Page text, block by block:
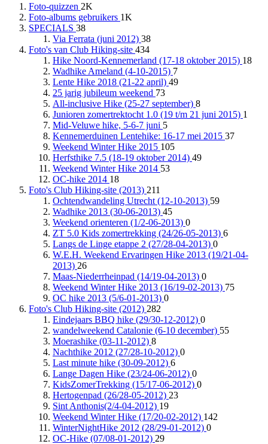
Foto-quizzen 2K
Foto-albums gebruikers 1K
SPECIALS 38
Via Ferrata (juni 2012) 38
Foto's van Club Hiking-site 434
Hike Noord-Kennemerland (17-18 oktober 2015) 18
Wadhike Ameland (4-10-2015) 7
Lente Hike 2018 (21-22 april) 49
25 jarig jubileum weekend 73
All-inclusive Hike (25-27 september) 8
Junioren zomertrektocht 1.0 (19 t/m 21 juni 2015) 1
Mid-Veluwe hike, 5-6-7 juni 5
Kennemerduinen Lentehike: 16-17 mei 2015 37
Weekend Winter Hike 2015 105
Herfsthike 7.5 (18-19 oktober 2014) 49
Weekend Winter Hike 2014 53
OC-hike 2014 18
Foto's Club Hiking-site (2013) 211
Ochtendwandeling Utrecht (12-10-2013) 59
Wadhike 2013 (30-06-2013) 45
Weekend orienteren (1/2-06-2013) 0
ZT 5.0 Kids zomertrekking (24/26-05-2013) 6
Langs de Linge etappe 2 (27/28-04-2013) 0
W.E.H. Weekend Ervaringen Hike 2013 (19/21-04-
2013) 26
Maas-Niederrheinpad (14/19-04-2013) 0
Weekend Winter Hike 2013 (16/19-02-2013) 75
OC hike 2013 (5/6-01-2013) 0
Foto's Club Hiking-site (2012) 282
Eindejaars BBQ hike (29/30-12-2012) 0
wandelweekend Catalonie (6-10 december) 55
Moerashike (03-11-2012) 8
Nachthike 2012 (27/28-10-2012) 0
Last minute hike (30-09-2012) 6
Lange Dagen Hike (23/24-06-2012) 0
KidsZomerTrekking (15/17-06-2012) 0
Hertogenpad (26/28-05-2012) 23
Sint Anthonis(2/4-04-2012) 19
Weekend Winter Hike (17/20-02-2012) 142
WinterNightHike 2012 (28/29-01-2012) 0
OC-Hike (07/08-01-2012) 29